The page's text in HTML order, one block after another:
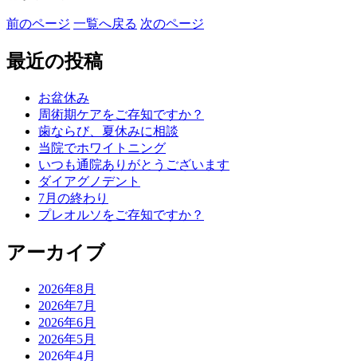
前のページ 一覧へ戻る 次のページ
最近の投稿
お盆休み
周術期ケアをご存知ですか？
歯ならび、夏休みに相談
当院でホワイトニング
いつも通院ありがとうございます
ダイアグノデント
7月の終わり
プレオルソをご存知ですか？
アーカイブ
2026年8月
2026年7月
2026年6月
2026年5月
2026年4月